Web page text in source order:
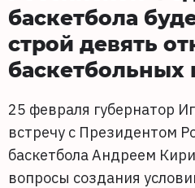
баскетбола
строй девять
25 февраля губернатор
встречу с Президентом
баскетбола Андреем
вопросы создания